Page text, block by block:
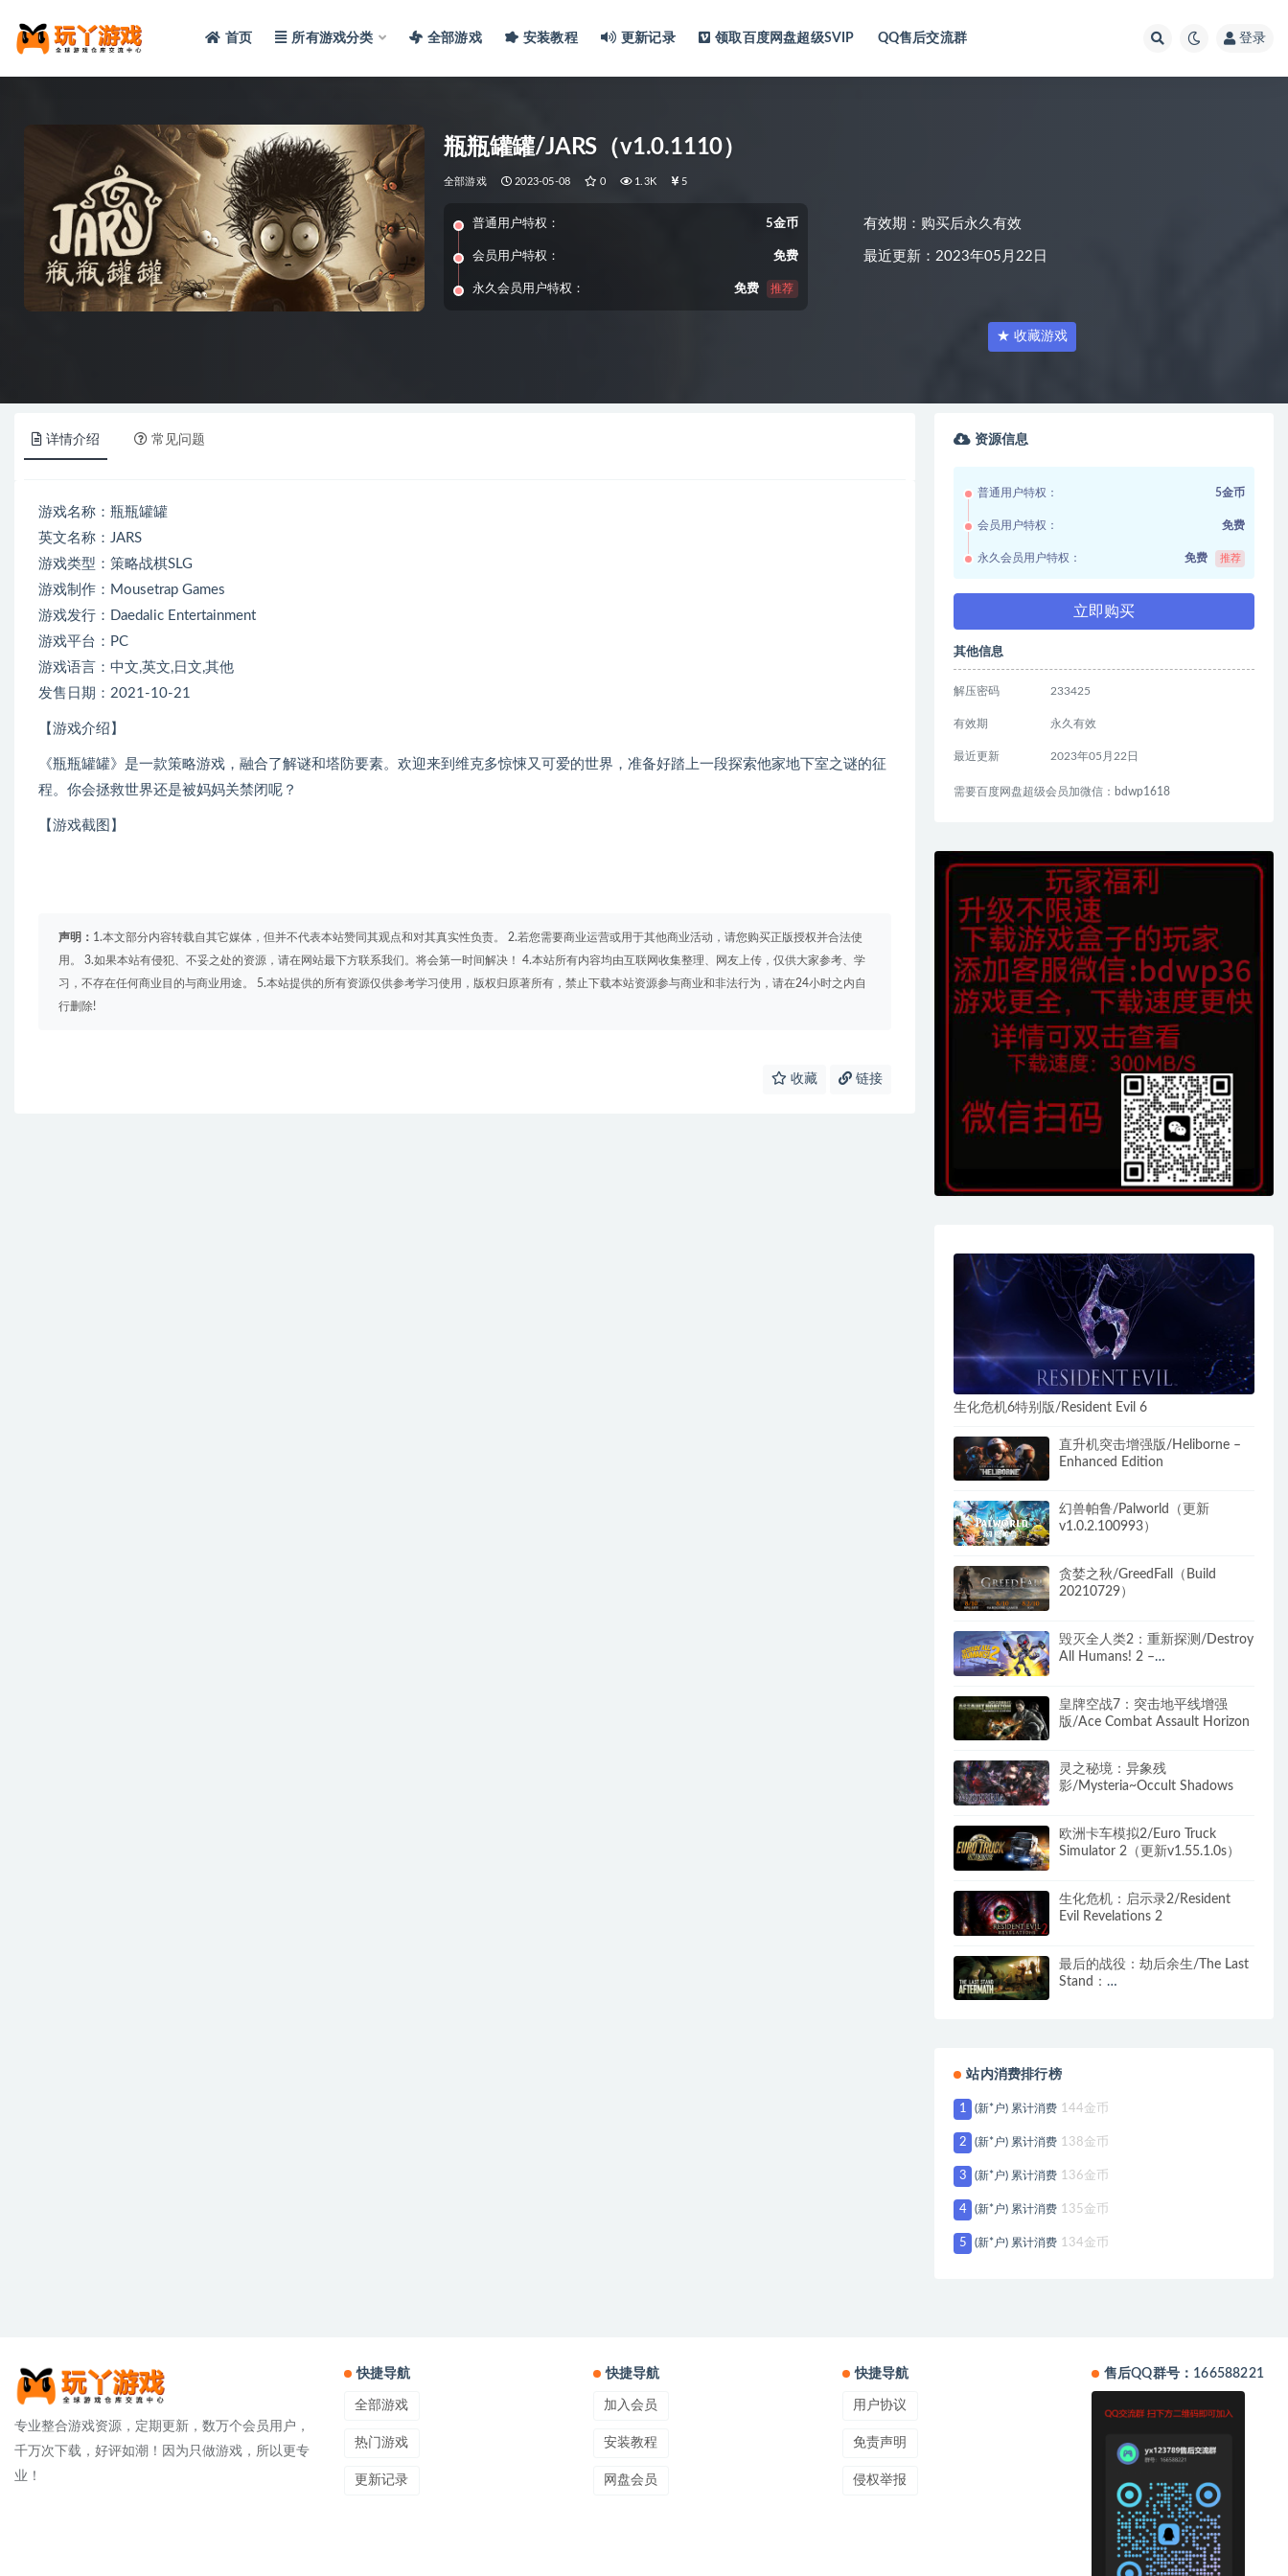
首页 所有游戏分类 全部游戏 安装教程 更新记录 领取百度网盘超级SVIP QQ售后交流群 登录
瓶瓶罐罐/JARS（v1.0.1110）
全部游戏 2023-05-08 0 1.3K 5
普通用户特权： 5金币
会员用户特权： 免费
永久会员用户特权： 免费 推荐
有效期：购买后永久有效
最近更新：2023年05月22日
★ 收藏游戏
详情介绍 常见问题
游戏名称：瓶瓶罐罐
英文名称：JARS
游戏类型：策略战棋SLG
游戏制作：Mousetrap Games
游戏发行：Daedalic Entertainment
游戏平台：PC
游戏语言：中文,英文,日文,其他
发售日期：2021-10-21
【游戏介绍】
《瓶瓶罐罐》是一款策略游戏，融合了解谜和塔防要素。欢迎来到维克多惊悚又可爱的世界，准备好踏上一段探索他家地下室之谜的征
程。你会拯救世界还是被妈妈关禁闭呢？
【游戏截图】
声明： 1.本文部分内容转载自其它媒体，但并不代表本站赞同其观点和对其真实性负责。 2.若您需要商业运营或用于其他商业活动，请您购买正版授权并合法使
用。 3.如果本站有侵犯、不妥之处的资源，请在网站最下方联系我们。将会第一时间解决！ 4.本站所有内容均由互联网收集整理、网友上传，仅供大家参考、学
习，不存在任何商业目的与商业用途。 5.本站提供的所有资源仅供参考学习使用，版权归原著所有，禁止下载本站资源参与商业和非法行为，请在24小时之内自
行删除!
收藏 链接
资源信息
普通用户特权： 5金币
会员用户特权： 免费
永久会员用户特权： 免费 推荐
立即购买
其他信息
解压密码 233425
有效期 永久有效
最近更新 2023年05月22日
需要百度网盘超级会员加微信：bdwp1618
生化危机6特别版/Resident Evil 6
直升机突击增强版/Heliborne –
Enhanced Edition
幻兽帕鲁/Palworld（更新
v1.0.2.100993）
贪婪之秋/GreedFall（Build
20210729）
毁灭全人类2：重新探测/Destroy
All Humans! 2 –
皇牌空战7：突击地平线增强
版/Ace Combat Assault Horizon
灵之秘境：异象残
影/Mysteria~Occult Shadows
欧洲卡车模拟2/Euro Truck
Simulator 2（更新v1.55.1.0s）
生化危机：启示录2/Resident
Evil Revelations 2
最后的战役：劫后余生/The Last
Stand：
站内消费排行榜
1 (新*户) 累计消费 144金币
2 (新*户) 累计消费 138金币
3 (新*户) 累计消费 136金币
4 (新*户) 累计消费 135金币
5 (新*户) 累计消费 134金币
专业整合游戏资源，定期更新，数万个会员用户，
千万次下载，好评如潮！因为只做游戏，所以更专
业！
快捷导航
全部游戏
热门游戏
更新记录
快捷导航
加入会员
安装教程
网盘会员
快捷导航
用户协议
免责声明
侵权举报
售后QQ群号：166588221